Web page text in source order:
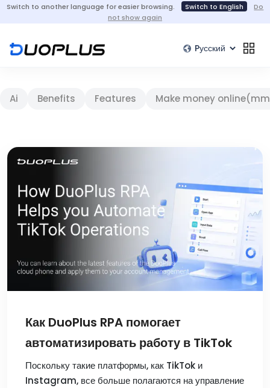
Switch to another language for easier browsing. Switch to English
Do
not show again
Ai Benefits Features Make money
Как DuoPlus RPA помогает
автоматизировать работу в TikTok
Поскольку такие платформы, как TikTok и
Instagram, все больше полагаются на управление